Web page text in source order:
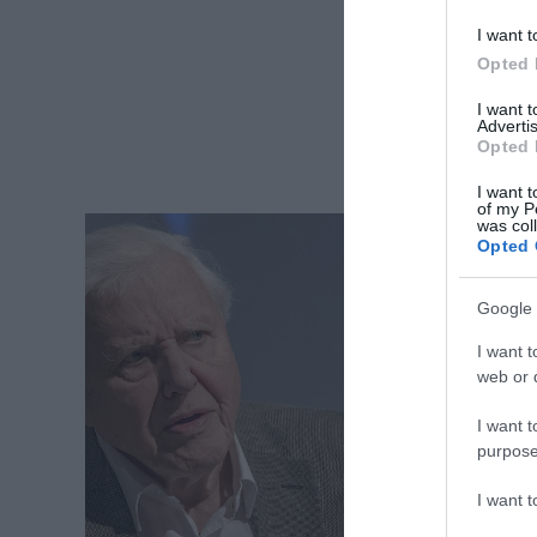
I want
Opted
I want
Opted
I want
of my
was
Opted
Google
I want
web or
I want
I want